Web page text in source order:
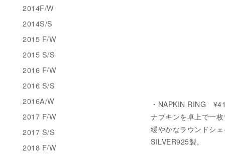
・NAPKIN RING
ナプキンを卓上で一
緩やかなラウンドシ
SILVER925製。
2014F/W
2014S/S
2015 F/W
2015 S/S
2016 F/W
2016 S/S
2016A/W
2017 F/W
2017 S/S
2018 F/W